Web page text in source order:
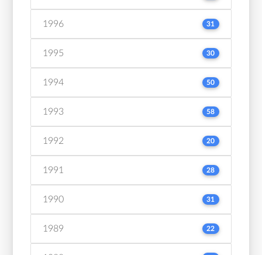
1996 31
1995 30
1994 50
1993 58
1992 20
1991 28
1990 31
1989 22